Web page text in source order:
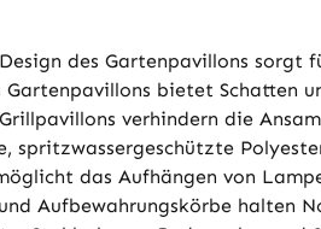
des Gartenpavillons
Gartenpavillons bietet Schatten
verhindern die
spritzwassergeschützte
das Aufhängen von
Aufbewahrungskörbe halten